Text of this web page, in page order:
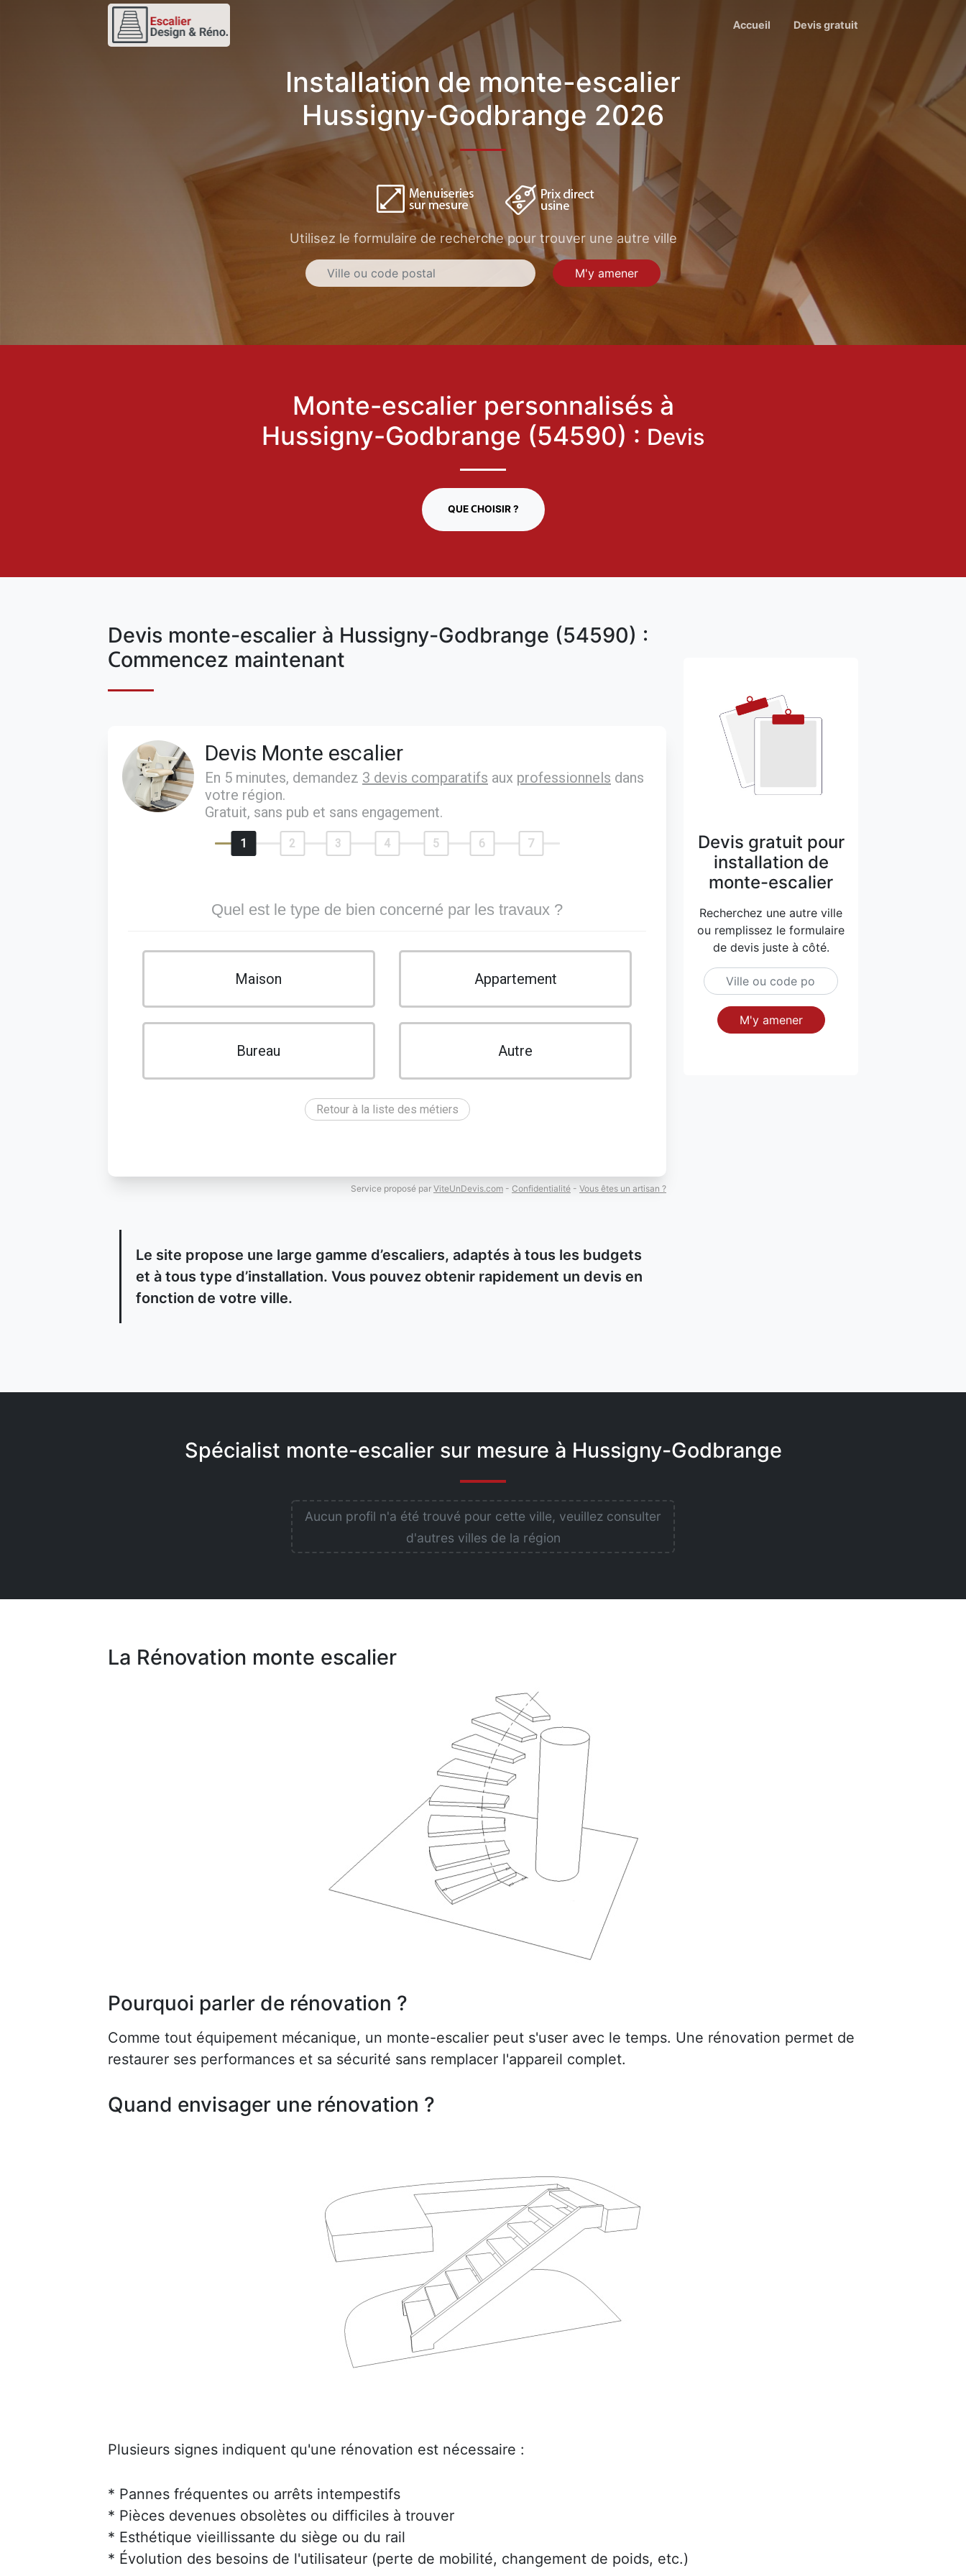
Accueil Devis gratuit
Installation de monte-escalier
Hussigny-Godbrange 2026
Utilisez le formulaire de recherche pour trouver une autre ville
M'y amener
Monte-escalier personnalisés à
Hussigny-Godbrange (54590) : Devis
QUE CHOISIR ?
Devis monte-escalier à Hussigny-Godbrange (54590) :
Commencez maintenant
Devis Monte escalier
En 5 minutes, demandez 3 devis comparatifs aux professionnels dans
votre région.
Gratuit, sans pub et sans engagement.
1 2 3 4 5 6 7
Quel est le type de bien concerné par les travaux ?
Maison Appartement
Bureau Autre
Retour à la liste des métiers
Service proposé par ViteUnDevis.com - Confidentialité - Vous êtes un artisan ?
Le site propose une large gamme d’escaliers, adaptés à tous les budgets
et à tous type d’installation. Vous pouvez obtenir rapidement un devis en
fonction de votre ville.
Devis gratuit pour
installation de
monte-escalier
Recherchez une autre ville
ou remplissez le formulaire
de devis juste à côté.
M'y amener
Spécialist monte-escalier sur mesure à Hussigny-Godbrange
Aucun profil n'a été trouvé pour cette ville, veuillez consulter
d'autres villes de la région
La Rénovation monte escalier
Pourquoi parler de rénovation ?
Comme tout équipement mécanique, un monte-escalier peut s'user avec le temps. Une rénovation permet de
restaurer ses performances et sa sécurité sans remplacer l'appareil complet.
Quand envisager une rénovation ?
Plusieurs signes indiquent qu'une rénovation est nécessaire :
* Pannes fréquentes ou arrêts intempestifs
* Pièces devenues obsolètes ou difficiles à trouver
* Esthétique vieillissante du siège ou du rail
* Évolution des besoins de l'utilisateur (perte de mobilité, changement de poids, etc.)